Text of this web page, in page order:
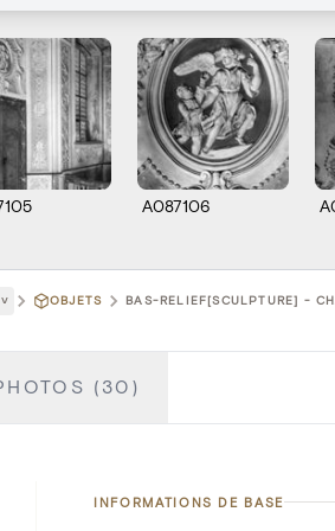
A087106
˅ OBJETS BAS-RELIEF[SCULPTURE] -
(30)
INFORMATIONS DE BASE